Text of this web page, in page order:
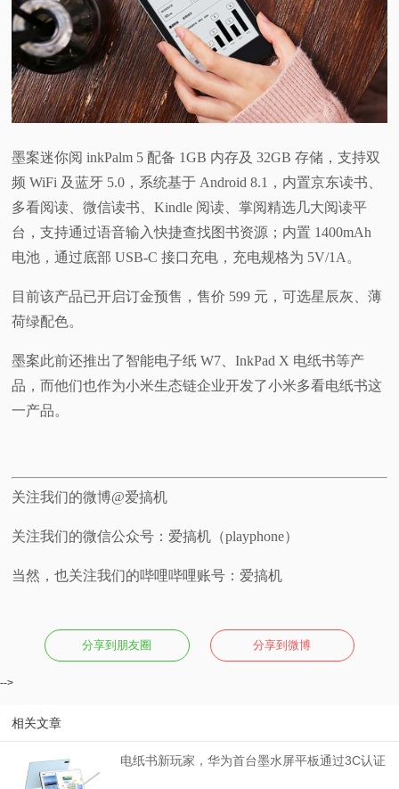
墨案迷你阅 inkPalm 5 配备 1GB 内存及 32GB 存储，支持双
频 WiFi 及蓝牙 5.0，系统基于 Android 8.1，内置京东读书、
多看阅读、微信读书、Kindle 阅读、掌阅精选几大阅读平
台，支持通过语音输入快捷查找图书资源；内置 1400mAh
电池，通过底部 USB-C 接口充电，充电规格为 5V/1A。
目前该产品已开启订金预售，售价 599 元，可选星辰灰、薄
荷绿配色。
墨案此前还推出了智能电子纸 W7、InkPad X 电纸书等产
品，而他们也作为小米生态链企业开发了小米多看电纸书这
一产品。
关注我们的微博@爱搞机
关注我们的微信公众号：爱搞机（playphone）
当然，也关注我们的哔哩哔哩账号：爱搞机
分享到朋友圈 分享到微博
-->
相关文章
​电纸书新玩家，华为首台墨水屏平板通过3C认证